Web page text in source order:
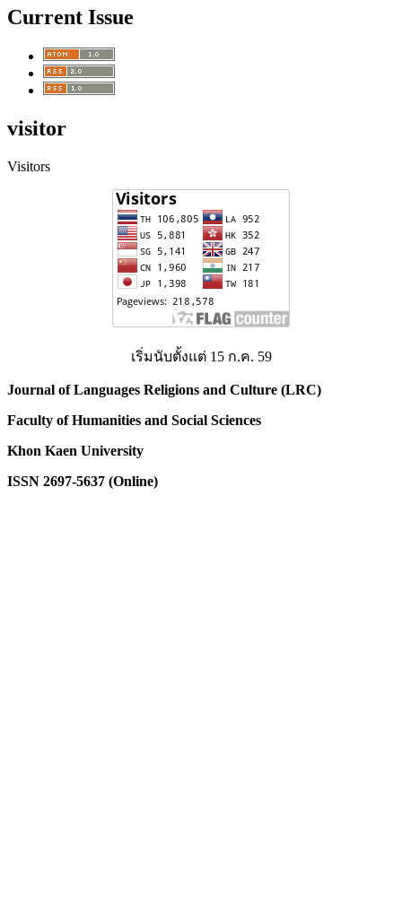
Current Issue
visitor
Visitors
เริ่มนับตั้งแต่ 15 ก.ค. 59
Journal of Languages Religions and Culture (LRC)
Faculty of Humanities and Social Sciences
Khon Kaen University
ISSN 2697-5637 (Online)